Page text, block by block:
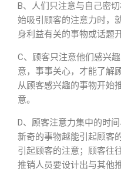
B、人们只注意与自己密
始吸引顾客的注意力时，
身利益有关的事物或话题
C、顾客只注意他们感兴
意，事事关心，才能了解
从顾客感兴趣的事物开始
意。
D、顾客注意力集中的时
新奇的事物越能引起顾客
引起顾客的注意；顾客往
推销人员要设计出与其他